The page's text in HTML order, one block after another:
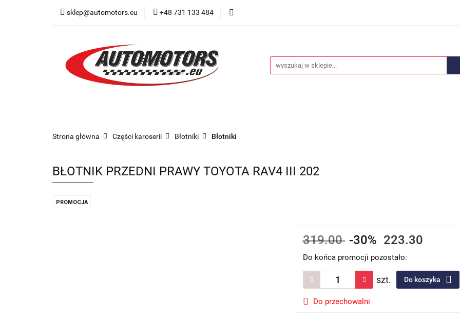
sklep@automotors.eu +48 731 133 484
Części samochodowe
Car audio Nowości
Strona główna Części karoserii Błotniki Błotniki
BŁOTNIK PRZEDNI PRAWY TOYOTA RAV4 III 202
PROMOCJA
319.00 -30% 223.30
Do końca promocji pozostało:
szt. Do koszyka
Do przechowalni